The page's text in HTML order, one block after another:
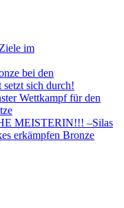
im
bei den
sich durch!
Wettkampf für den
MEISTERIN!!! –Silas
erkämpfen Bronze